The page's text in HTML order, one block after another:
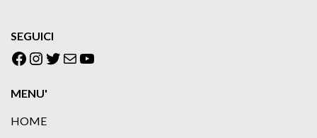
SEGUICI
Facebook
Instagram
Twitter
EmailYouTube
MENU'
HOME